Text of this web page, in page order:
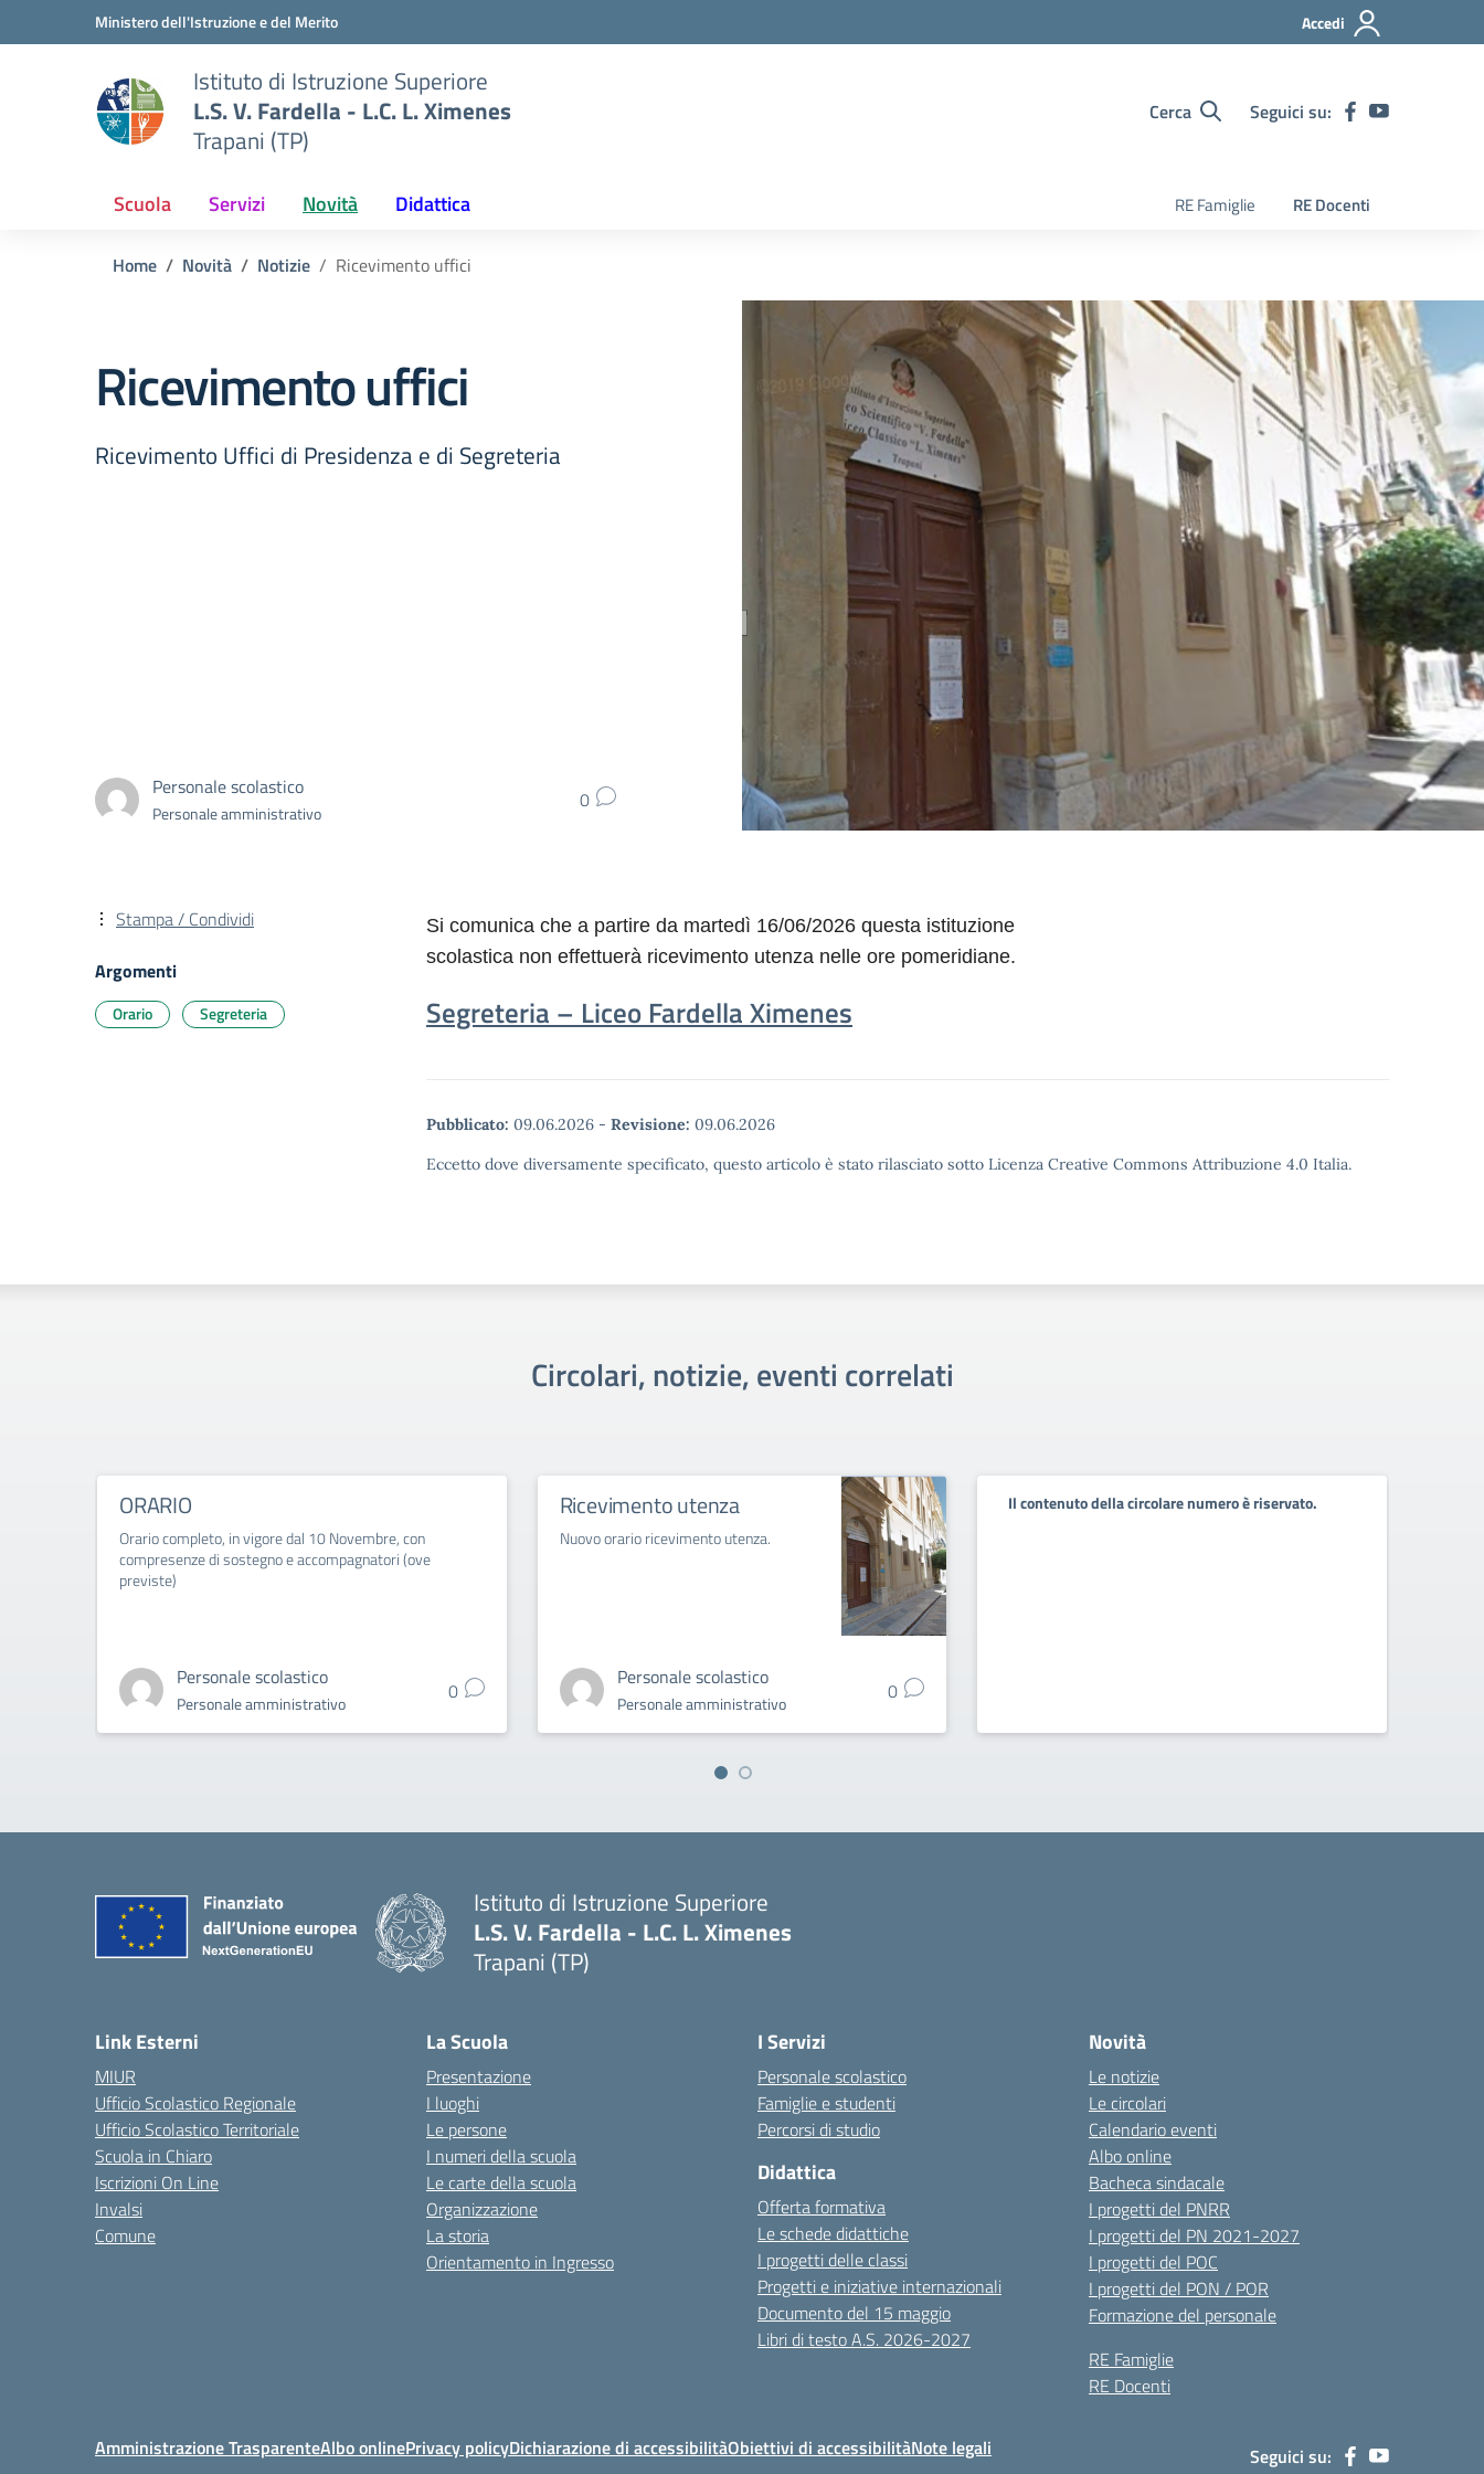
Vai ai contenuti
Vai al menu di navigazioneMinistero dell'Istruzione e del Merito Accedi
Istituto di Istruzione Superiore
L.S. V. Fardella - L.C. L. Ximenes
Trapani (TP)
Cerca Seguici su:
Scuola Servizi Novità Didattica RE Famiglie RE Docenti
Home Novità Notizie Ricevimento uffici
Ricevimento uffici
Ricevimento Uffici di Presidenza e di Segreteria
Personale scolastico
Personale amministrativo 0
Si comunica che a partire da martedì 16/06/2026 questa istituzione
scolastica non effettuerà ricevimento utenza nelle ore pomeridiane.
Segreteria – Liceo Fardella Ximenes
Pubblicato: 09.06.2026 - Revisione: 09.06.2026
Eccetto dove diversamente specificato, questo articolo è stato rilasciato sotto Licenza Creative Commons Attribuzione 4.0 Italia.
Stampa / Condividi
Argomenti
Orario Segreteria
Circolari, notizie, eventi correlati
ORARIO
Orario completo, in vigore dal 10 Novembre, con
compresenze di sostegno e accompagnatori (ove
previste)
Personale scolastico
Personale amministrativo 0
Ricevimento utenza
Nuovo orario ricevimento utenza.
Personale scolastico
Personale amministrativo 0
Il contenuto della circolare numero è riservato.
Istituto di Istruzione Superiore
L.S. V. Fardella - L.C. L. Ximenes
Trapani (TP)
Link Esterni
MIUR
Ufficio Scolastico Regionale
Ufficio Scolastico Territoriale
Scuola in Chiaro
Iscrizioni On Line
Invalsi
Comune
La Scuola
Presentazione
I luoghi
Le persone
I numeri della scuola
Le carte della scuola
Organizzazione
La storia
Orientamento in Ingresso
I Servizi
Personale scolastico
Famiglie e studenti
Percorsi di studio
Didattica
Offerta formativa
Le schede didattiche
I progetti delle classi
Progetti e iniziative internazionali
Documento del 15 maggio
Libri di testo A.S. 2026-2027
Novità
Le notizie
Le circolari
Calendario eventi
Albo online
Bacheca sindacale
I progetti del PNRR
I progetti del PN 2021-2027
I progetti del POC
I progetti del PON / POR
Formazione del personale
RE Famiglie
RE Docenti
Amministrazione TrasparenteAlbo onlinePrivacy policyDichiarazione di accessibilitàObiettivi di accessibilitàNote legali Seguici su: